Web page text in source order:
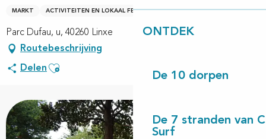
ONTDEK
De 10 dorpen
De 7 stranden van
Surf
MARKT ACTIVITEITEN EN LOKAAL FEEST
Parc Dufau, u, 40260 Linxe
Routebeschrijving
Delen Ajouter aux favoris